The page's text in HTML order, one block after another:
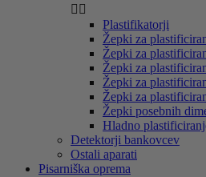
 
Plastifikatorji
Žepki za
Žepki za
Žepki za
Žepki za
Žepki za
Žepki posebnih
Hladno
Detektorji bankovcev
Ostali aparati
Pisarniška oprema